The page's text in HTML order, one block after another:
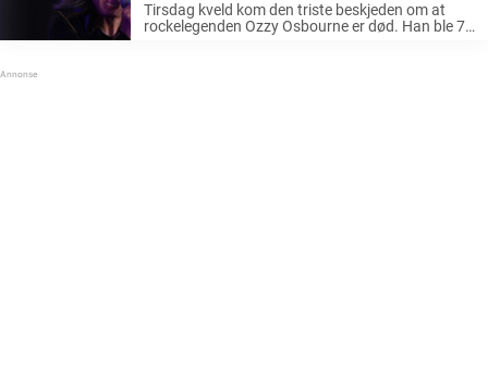
Tirsdag kveld kom den triste beskjeden om at
rockelegenden Ozzy Osbourne er død. Han ble 76